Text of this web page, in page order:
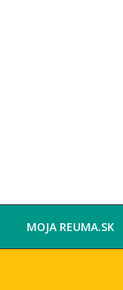
MOJA REUMA.SK